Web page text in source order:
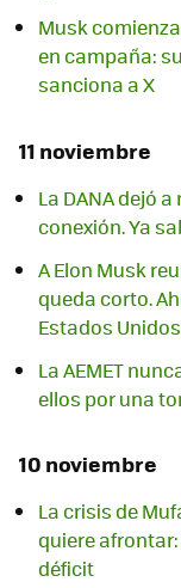
Musk
en campaña:
sanciona a X
11 noviembre
La DANA dejó
conexión. Ya
A Elon Musk
queda corto.
Estados Unidos
La AEMET
ellos por una
10 noviembre
La crisis de
quiere
déficit